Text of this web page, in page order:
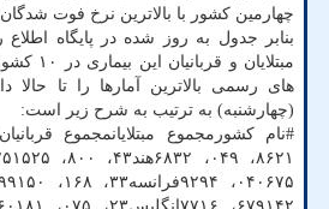
چهارمین کشور با بالاترین نرخ فوت
بنابر جدول به روز شده در پایگاه اطلاع
های رسمی بالاترین آمارها را تا حالا
(چهارشنبه) به ترتیب به شرح زیر است: